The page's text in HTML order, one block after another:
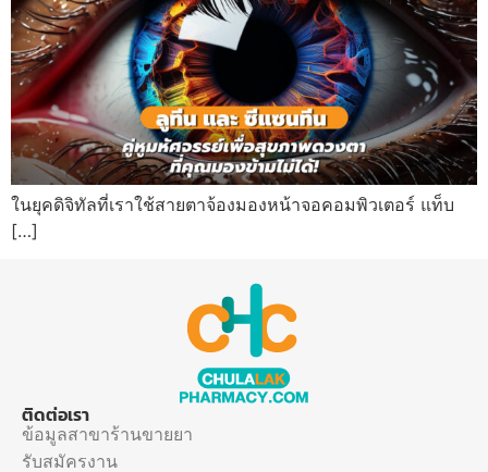
ในยุคดิจิทัลที่เราใช้สายตาจ้องมองหน้าจอคอมพิวเตอร์ แท็บ
[…]
ติดต่อเรา
ข้อมูลสาขาร้านขายยา
รับสมัครงาน